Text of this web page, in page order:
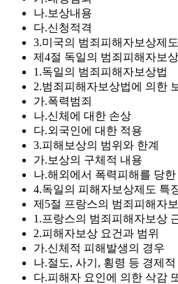
나.보상내용
다.신청적격
3.미국의 범죄피해자보상제
제4절 독일의 범죄피해자보
1.독일의 범죄피해자보상법
2.범죄피해자보상법에 의한
가.폭력범죄
나.신체에 대한 손상
다.외국인에 대한 적용
3.피해보상의 범위와 한계
가.보상의 구체적 내용
나.해외에서 폭력피해를 당한
4.독일의 피해자보상제도 특
제5절 프랑스의 범죄피해자
1.프랑스의 범죄피해자보상
2.피해자보상 요건과 범위
가.신체적 피해발생의 경우
나.절도, 사기, 횡령 등 경제
다.피해자 요인에 의한 삭감